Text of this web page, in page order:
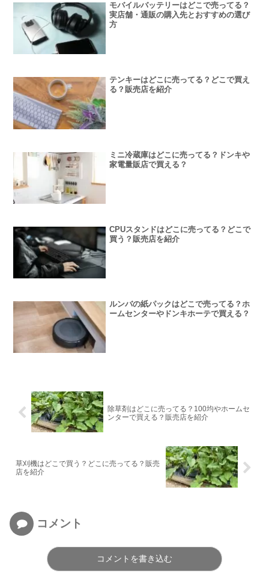
モバイルバッテリーはどこで売ってる？
実店舗・通販の購入先とおすすめの選び
方
テンキーはどこに売ってる？どこで買え
る？販売店を紹介
ミニ冷蔵庫はどこに売ってる？ドンキや
家電量販店で買える？
CPUスタンドはどこに売ってる？どこで
買う？販売店を紹介
ルンバの紙パックはどこで売ってる？ホ
ームセンターやドンキホーテで買える？
除草剤はどこに売ってる？100均やホームセ
ンターで買える？販売店を紹介
草刈機はどこで買う？どこに売ってる？販売
店を紹介
コメント
コメントを書き込む